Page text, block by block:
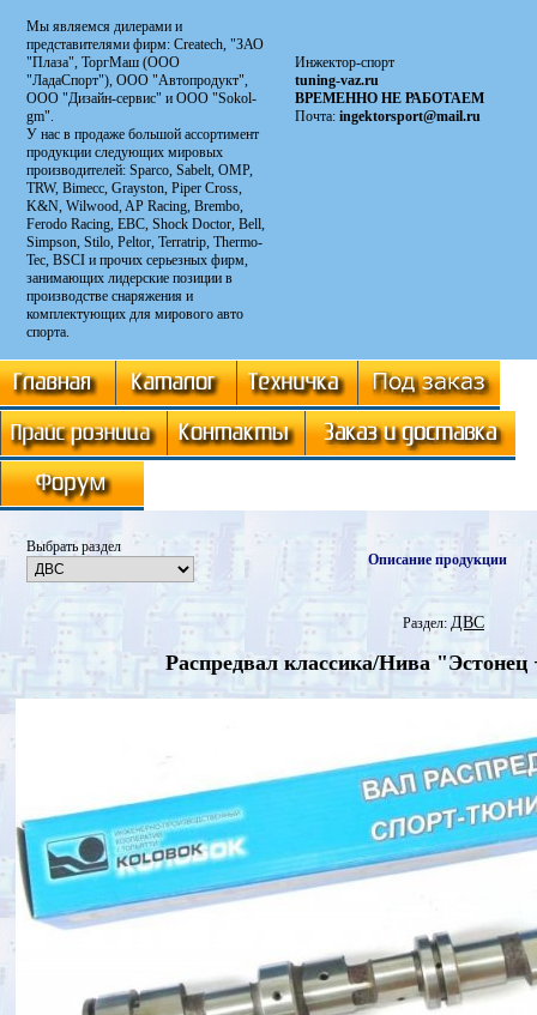
Мы являемся дилерами и
представителями фирм: Сreatech, "ЗАО
"Плаза", ТоргМаш (ООО
"ЛадаСпорт"), ООО "Автопродукт",
ООО "Дизайн-сервис" и ООО "Sokol-
gm".
У нас в продаже большой ассортимент
продукции следующих мировых
производителей: Sparco, Sabelt, OMP,
TRW, Bimecc, Grayston, Piper Cross,
K&N, Wilwood, AP Racing, Brembo,
Ferodo Racing, EBC, Shock Doctor, Bell,
Simpson, Stilo, Peltor, Terratrip, Thermo-
Tec, BSCI и прочих серьезных фирм,
занимающих лидерские позиции в
производстве снаряжения и
комплектующих для мирового авто
спорта.
Инжектор-спорт
tuning-vaz.ru
ВРЕМЕННО НЕ РАБОТАЕМ
Почта:ingektorsport@mail.ru
Выбрать раздел
Описание продукции
Раздел: ДВС
Распредвал классика/Нива